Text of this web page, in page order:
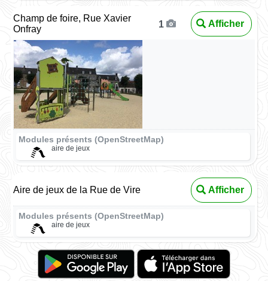
Champ de foire, Rue Xavier
Onfray
1 Afficher
Modules présents (OpenStreetMap)
aire de jeux
Aire de jeux de la Rue de Vire Afficher
Modules présents (OpenStreetMap)
aire de jeux